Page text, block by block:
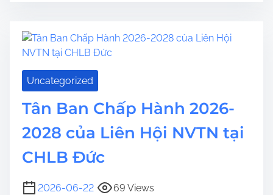
Uncategorized
Tân Ban Chấp Hành 2026-
2028 của Liên Hội NVTN tại
CHLB Đức
2026-06-22 69 Views